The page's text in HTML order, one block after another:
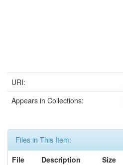
URI:
Appears in Collections:
Files in This Item:
File
Description Size